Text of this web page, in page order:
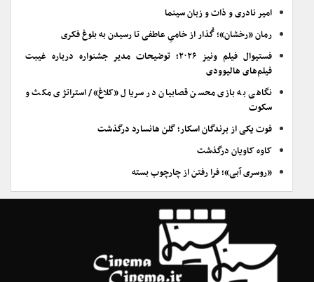
امیر نادری و ذات و زبان سینما
رمان «رخشان»؛ گُذار از خامیِ عاطفی تا رسیدن به بلوغ فکری
فستیوال فیلم ونیز ۲۰۲۶؛ توضیحات مدیر جشنواره درباره غیبت
فیلم‌های هالیوودی
نگاهی به بازی محسن قصابیان در سریال «کلاغ»/ استراتژی مکث و
سکوت
فوت یکی از برندگان اسکار؛ گلن هانسارد درگذشت
کاوه کاویان درگذشت
«روسری آبی»؛ فرا رفتن از چارچوب بسته